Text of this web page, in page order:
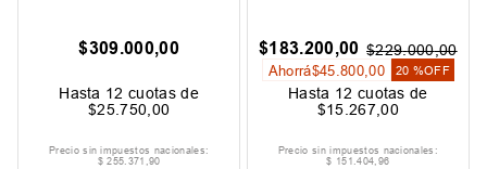
$309.000,00
Hasta 12 cuotas de
$25.750 00
Precio sin impuestos nacionales:
$ 255.371,90
$183.200,00 $229.000,00
Ahorrá$45 800,00 20 %OFF
Hasta 12 cuotas de
$15 .267 ,00
Precio sin impuestos nacionales:
$ 151.404,96